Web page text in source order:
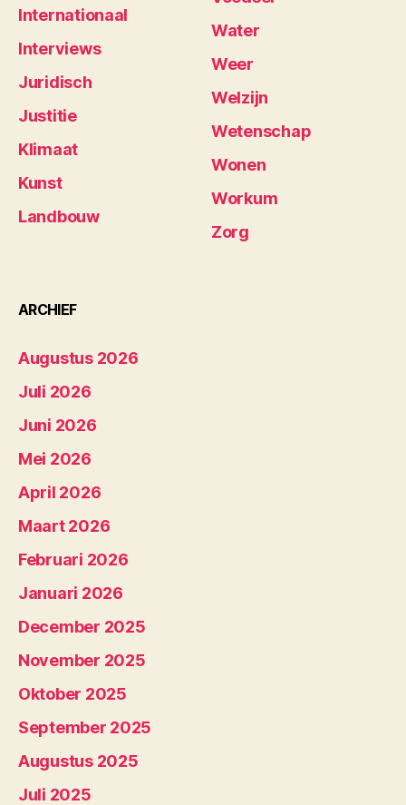
Internationaal
Interviews
Juridisch
Justitie
Klimaat
Kunst
Landbouw
Water
Weer
Welzijn
Wetenschap
Wonen
Workum
Zorg
ARCHIEF
Augustus 2026
Juli 2026
Juni 2026
Mei 2026
April 2026
Maart 2026
Februari 2026
Januari 2026
December 2025
November 2025
Oktober 2025
September 2025
Augustus 2025
Juli 2025